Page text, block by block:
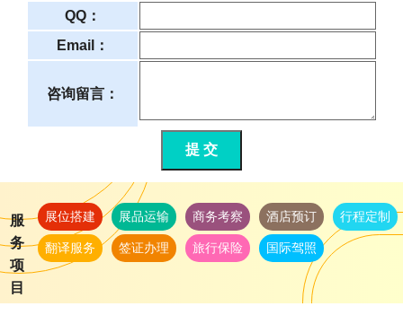
QQ：
Email：
咨询留言：
提 交
服
务
项
目
展位搭建 展品运输 商务考察 酒店预订 行程定制
翻译服务 签证办理 旅行保险 国际驾照